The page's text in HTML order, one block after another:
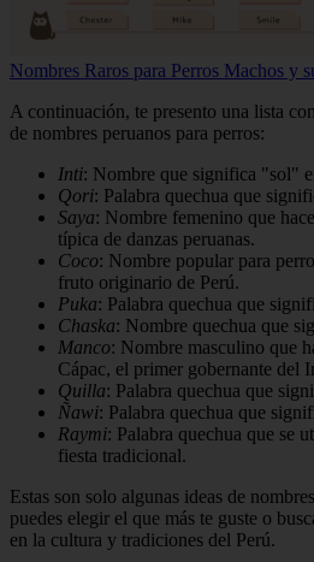
Nombres Raros para Perros Machos y
A continuación, te presento una lista
de nombres peruanos para perros:
Inti: Nombre que significa "sol"
Qori: Palabra quechua que
Saya: Nombre femenino que
típica de danzas peruanas.
Coco: Nombre popular para
fruto originario de Perú.
Puka: Palabra quechua que
Chaska: Nombre quechua que
Manco: Nombre masculino que
Cápac, el primer gobernante del
Quilla: Palabra quechua que
Ñawi: Palabra quechua que
Raymi: Palabra quechua que se
fiesta tradicional.
Estas son solo algunas ideas de
puedes elegir el que más te guste o
en la cultura y tradiciones del Perú.